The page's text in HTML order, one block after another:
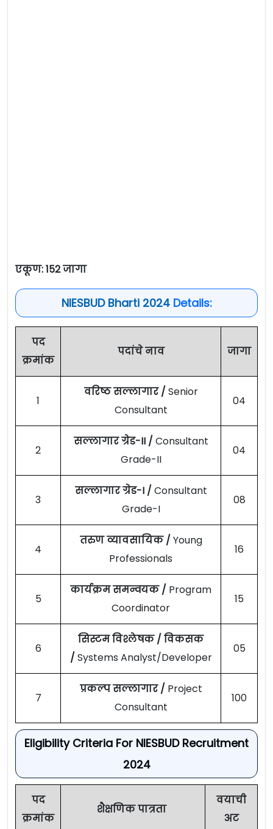
एकूण: 152 जागा
NIESBUD Bharti 2024Details:
पद
क्रमांक
पदांचे नाव जागा
1
वरिष्ठ सल्लागार / Senior
Consultant
04
2
सल्लागार ग्रेड-II / Consultant
Grade-II
04
3
सल्लागार ग्रेड-I / Consultant
Grade-I
08
4
तरुण व्यावसायिक / Young
Professionals
16
5
कार्यक्रम समन्वयक / Program
Coordinator
15
6
सिस्टम विश्लेषक / विकसक
/ Systems Analyst/Developer
05
7
प्रकल्प सल्लागार / Project
Consultant
100
Eligibility Criteria For NIESBUD Recruitment
2024
पद
क्रमांक
शैक्षणिक पात्रता
वयाची
अट